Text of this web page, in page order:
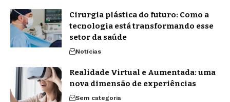
Cirurgia plástica do futuro: Como a
tecnologia está transformando esse
setor da saúde
Notícias
Realidade Virtual e Aumentada: uma
nova dimensão de experiências
Sem categoria